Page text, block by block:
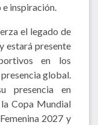
inspiración.
el legado de
estará presente
en los
global.
presencia en
Copa Mundial
2027 y